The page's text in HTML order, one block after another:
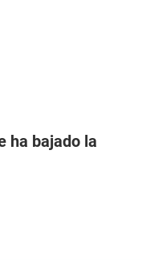
ha bajado la